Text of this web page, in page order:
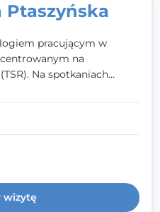
Ptaszyńska
pracującym w
na
Na spotkaniach
dopasowany do Ciebie -
nie wiesz dokładnie,
odkrywamy to razem,
dorosłym oraz
roku życia.
wizytę